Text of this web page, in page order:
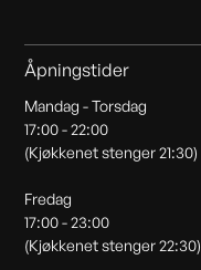
Åpningstider
Mandag - Torsdag
17:00 - 22:00
(Kjøkkenet stenger 21:30)
Fredag
17:00 - 23:00
(Kjøkkenet stenger 22:30)